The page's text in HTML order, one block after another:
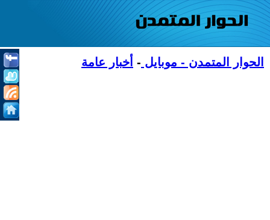
الحوار المتمدن - موبايل - أخبار عامة